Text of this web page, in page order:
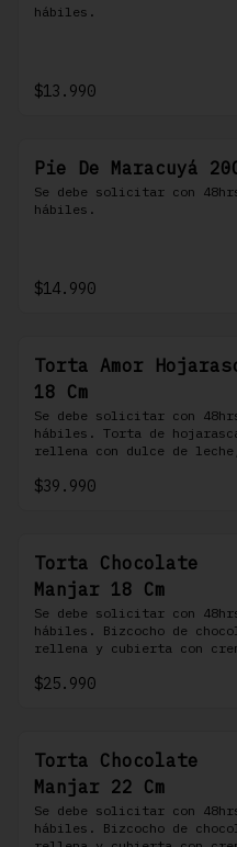
hábiles.
$13.990
Pie De Maracuyá
Se debe solicitar con
hábiles.
$14.990
Torta Amor
18 Cm
Se debe solicitar con
hábiles. Torta de
rellena con dulce de leche,
frambuesas, frambuesas
$39.990
Torta Chocolate
Manjar 18 Cm
Se debe solicitar con
hábiles. Bizcocho de
rellena y cubierta con
profiteroles.
$25.990
Torta Chocolate
Manjar 22 Cm
Se debe solicitar con
hábiles. Bizcocho de